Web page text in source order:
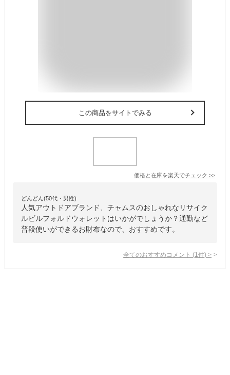
この商品をサイトでみる
価格と在庫を楽天でチェック >>
どんどん(50代・男性)
人気アウトドアブランド、チャムスのおしゃれなリサイク
ルビルフォルドウォレットはいかがでしょうか？通勤など
普段使いができるお財布なので、おすすめです。
全てのおすすめコメント (1 件) >